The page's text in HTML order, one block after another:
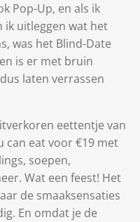
Pop-Up, en als ik
ik uitleggen wat het
was het Blind-Date
is er met bruin
laten verrassen
eettentje van
can eat voor €19 met
soepen,
Wat een feest! Het
de smaaksensaties
En omdat je de